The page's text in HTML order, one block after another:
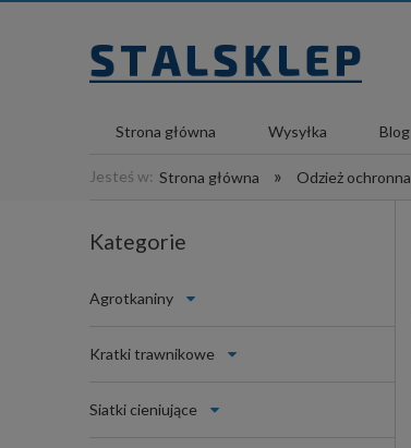
Strona główna Wysyłka Blog
Jesteś w: Strona główna » Odzież ochronna
Kategorie
Agrotkaniny
Kratki trawnikowe
Siatki cieniujące